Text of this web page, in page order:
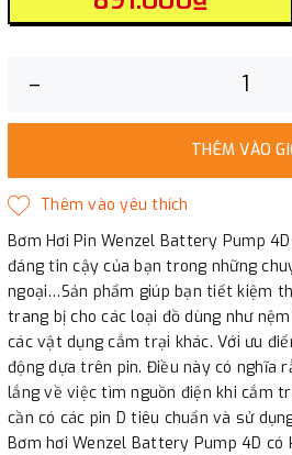
–
THÊM VÀO
Bơm Hơi Pin Wenzel Battery Pump
đáng tin cậy của bạn trong những
ngoại…Sản phẩm giúp bạn tiết kiệm
trang bị cho các loại đồ dùng như
các vật dụng cắm trại khác. Với ưu
động dựa trên pin. Điều này có nghĩa
lắng về việc tìm nguồn điện khi cắm
cần có các pin D tiêu chuẩn và sử
Bơm hơi Wenzel Battery Pump 4D có